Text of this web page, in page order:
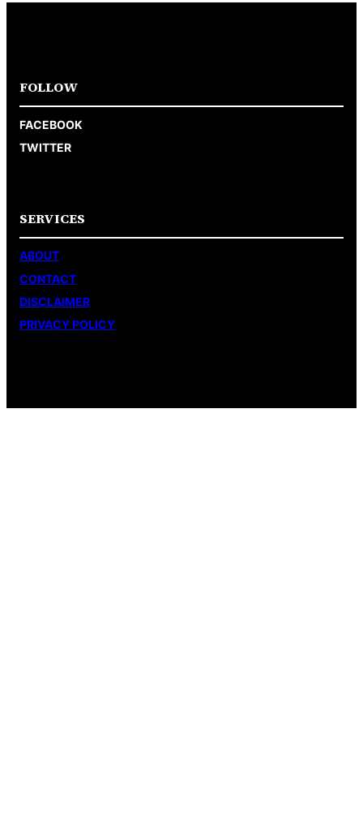
FOLLOW
FACEBOOK
TWITTER
SERVICES
ABOUT
CONTACT
DISCLAIMER
PRIVACY POLICY